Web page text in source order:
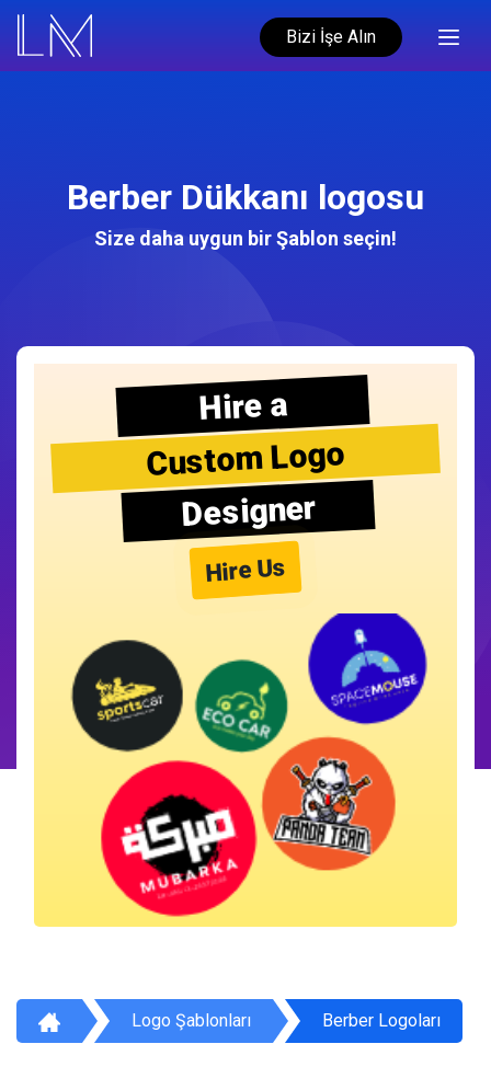
Bizi İşe Alın
Berber Dükkanı logosu
Size daha uygun bir Şablon seçin!
Hire a
Custom Logo
Designer
Hire Us
Logo Şablonları Berber Logoları